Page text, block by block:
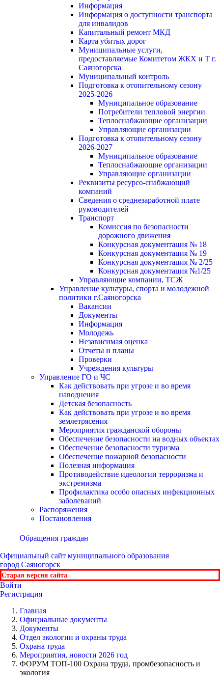
Информация
Информация о доступности транспорта
для инвалидов
Капитальный ремонт МКД
Карта убитых дорог
Муниципальные услуги,
предоставляемые Комитетом ЖКХ и Т г.
Саяногорска
Муниципальный контроль
Подготовка к отопительному сезону
2025-2026
Муниципальное образование
Потребители тепловой энергии
Теплоснабжающие организации
Управляющие организации
Подготовка к отопительному сезону
2026-2027
Муниципальное образование
Теплоснабжающие организации
Управляющие организации
Реквизиты ресурсо-снабжающий
компаний
Сведения о среднезаработной плате
руководителей
Транспорт
Комиссия по безопасности
дорожного движения
Конкурсная документация № 18
Конкурсная документация № 19
Конкурсная документация № 2/25
Конкурсная документация №1/25
Управляющие компании, ТСЖ
Управление культуры, спорта и молодежной
политики г.Саяногорска
Вакансии
Документы
Информация
Молодежь
Независимая оценка
Отчеты и планы
Проверки
Учреждения культуры
Управление ГО и ЧС
Как действовать при угрозе и во время
наводнения
Детская безопасность
Как действовать при угрозе и во время
землетрясения
Мероприятия гражданской обороны
Обеспечение безопасности на водных объектах
Обеспечение безопасности туризма
Обеспечение пожарной безопасности
Полезная информация
Противодействие идеологии терроризма и
экстремизма
Профилактика особо опасных инфекционных
заболеваний
Распоряжения
Постановления
Обращения граждан
Официальный сайт муниципального образования
город Саяногорск
Старая версия сайта
Войти
Регистрация
Главная
Официальные документы
Документы
Отдел экологии и охраны труда
Охрана труда
Мероприятия, новости 2026 год
ФОРУМ ТОП-100 Охрана труда, промбезопасность и
экология